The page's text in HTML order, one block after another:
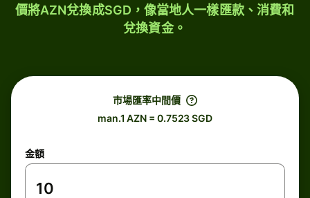
價將AZN兌換成SGD，像當地人一樣匯款、消費和
兌換資金。
市場匯率中間價
man.1 AZN = 0.7523 SGD
金額